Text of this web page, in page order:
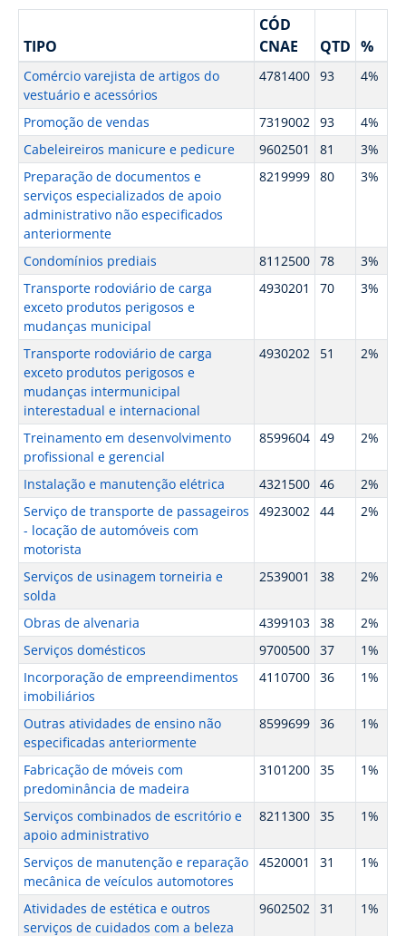
TIPO
CÓD
CNAE
QTD %
Comércio varejista de artigos do
vestuário e acessórios
4781400 93 4%
Promoção de vendas 7319002 93
4%
Cabeleireiros manicure e pedicure
9602501 81
3%
Preparação de documentos e
serviços especializados de apoio
administrativo não especificados
anteriormente
8219999 80 3%
Condomínios prediais 8112500 78
3%
Transporte rodoviário de carga
exceto produtos perigosos e
mudanças municipal
4930201 70 3%
Transporte rodoviário de carga
exceto produtos perigosos e
mudanças intermunicipal
interestadual e internacional
4930202 51 2%
Treinamento em desenvolvimento
profissional e gerencial
8599604 49 2%
Instalação e manutenção elétrica 4321500 46
2%
Serviço de transporte de passageiros
- locação de automóveis com
motorista
4923002 44 2%
Serviços de usinagem torneiria e
solda
2539001 38 2%
Obras de alvenaria 4399103 38
2%
Serviços domésticos
9700500 37
1%
Incorporação de empreendimentos
imobiliários
4110700 36 1%
Outras atividades de ensino não
especificadas anteriormente
8599699 36 1%
Fabricação de móveis com
predominância de madeira
3101200 35 1%
Serviços combinados de escritório e
apoio administrativo
8211300 35 1%
Serviços de manutenção e reparação
mecânica de veículos automotores
4520001 31 1%
Atividades de estética e outros
serviços de cuidados com a beleza
9602502 31 1%